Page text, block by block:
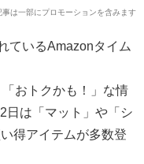
事は一部にプロモーションを含みます
ているAmazonタイム
おトクかも！」な情
日は「マット」や「シ
得アイテムが多数登